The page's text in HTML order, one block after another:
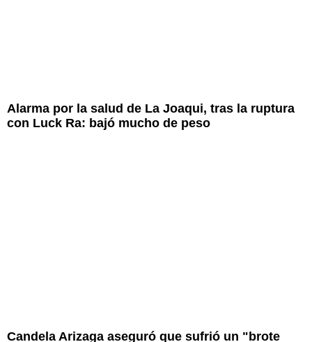
Alarma por la salud de La Joaqui, tras la ruptura
con Luck Ra: bajó mucho de peso
Candela Arizaga aseguró que sufrió un "brote